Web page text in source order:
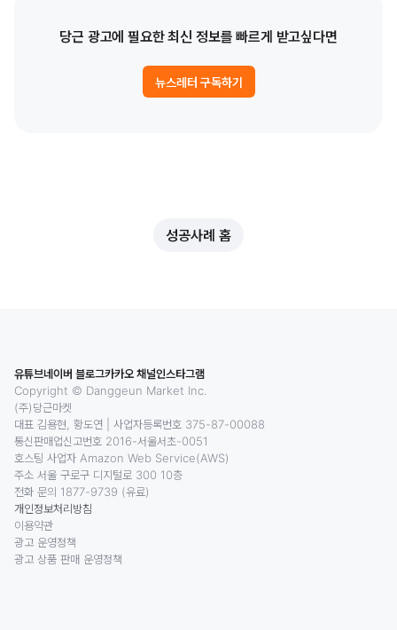
당근 광고에 필요한 최신 정보를 빠르게 받고싶다면
뉴스레터 구독하기
성공사례 홈
유튜브네이버 블로그카카오 채널인스타그램
Copyright © Danggeun Market Inc.
(주)당근마켓
대표 김용현, 황도연
사업자등록번호 375-87-00088
통신판매업신고번호 2016-서울서초-0051
호스팅 사업자 Amazon Web Service(AWS)
주소 서울 구로구 디지털로 300 10층
전화 문의 1877-9739 (유료)
개인정보처리방침
이용약관
광고 운영정책
광고 상품 판매 운영정책